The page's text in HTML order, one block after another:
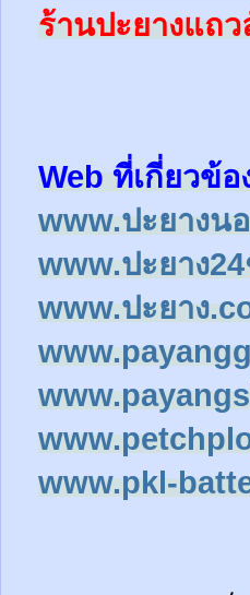
ร้านปะยางแถว
Web ที่เกี่ยวข้
www.ปะยางน
www.ปะยาง
www.ปะยาง
www.pkl-